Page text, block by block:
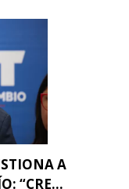
A
“CRE...